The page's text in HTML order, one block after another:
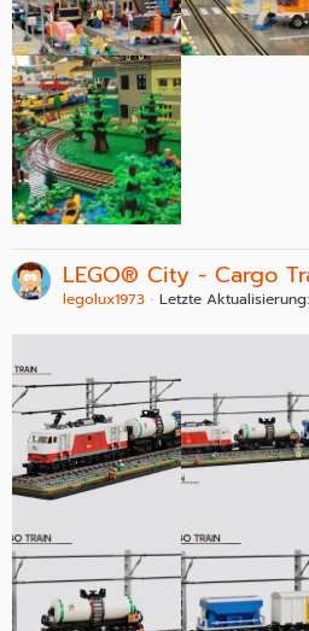
LEGO® City - Cargo
legolux1973 Letzte Aktualisierung: